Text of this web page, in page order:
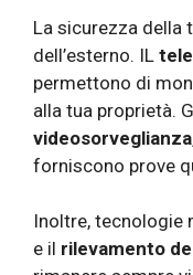
La sicurezza della
dell’esterno. IL
permettono di
alla tua proprietà.
videosorveglianza
forniscono prove
Inoltre, tecnologie
e il rilevamento